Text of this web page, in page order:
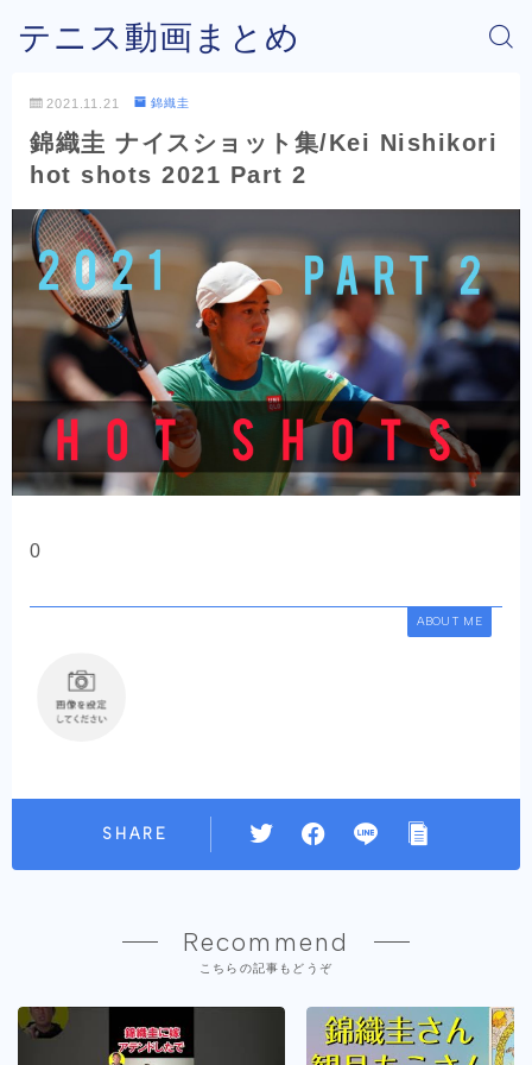
テニス動画まとめ
2021.11.21 錦織圭
錦織圭 ナイスショット集/Kei Nishikori
hot shots 2021 Part 2
0
ABOUT ME
SHARE
Recommend
こちらの記事もどうぞ